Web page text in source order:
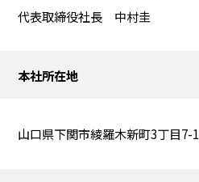
代表取締役社長 中村圭
本社所在地
山口県下関市綾羅木新町3丁目7-1